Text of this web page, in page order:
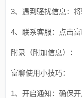
3、遇到骚扰信息：将
4、联系客服：点击富
附录（附加信息）：
富聊使用小技巧：
1、开启通知：确保